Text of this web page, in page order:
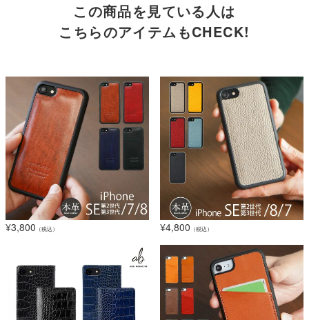
この商品を見ている人は
こちらのアイテムもCHECK!
¥3,800 （税込） ¥4,800 （税込）